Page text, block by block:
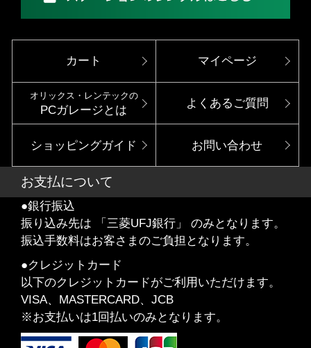
カート マイページ
オリックス・レンテックの
PCガレージとは
よくあるご質問
ショッピングガイド お問い合わせ
お支払について
●銀行振込
振り込み先は 「三菱UFJ銀行」 のみとなります。
振込手数料はお客さまのご負担となります。
●クレジットカード
以下のクレジットカードがご利用いただけます。
VISA、MASTERCARD、JCB
※お支払いは1回払いのみとなります。